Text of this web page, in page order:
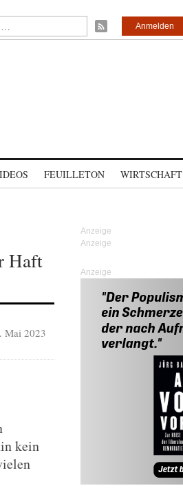
Anmelden
FEUILLETON WIRTSCHAFT
Haft
Mai 2023
kein
Anzeige